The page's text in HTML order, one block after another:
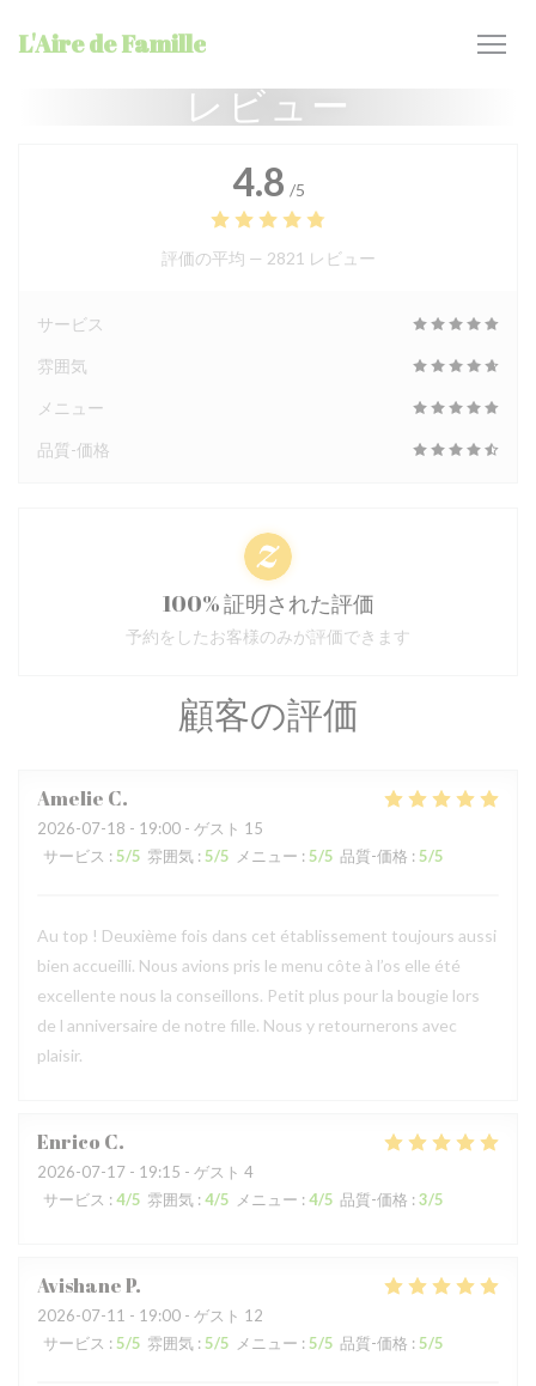
L'Aire de Famille
レビュー
顧客の評価
Amelie C
2026-07-18 - 19:00 - ゲスト 15
サービス : 5/5 雰囲気 : 5/5 メニュー : 5/5 品質-価格 : 5/5
Au top ! Deuxième fois dans cet établissement toujours aussi
bien accueilli. Nous avions pris le menu côte à l’os elle été
excellente nous la conseillons. Petit plus pour la bougie lors
de l anniversaire de notre fille. Nous y retournerons avec
plaisir.
Enrico C
2026-07-17 - 19:15 - ゲスト 4
サービス : 4/5 雰囲気 : 4/5 メニュー : 4/5 品質-価格 : 3/5
AvishaneP
2026-07-11 - 19:00 - ゲスト 12
サービス : 5/5 雰囲気 : 5/5 メニュー : 5/5 品質-価格 : 5/5
4.8 /5
評価の平均 — 2821 レビュー
サービス
雰囲気
メニュー
品質-価格
100% 証明された評価
予約をしたお客様のみが評価できます